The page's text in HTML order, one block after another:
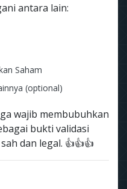
antara lain:
Saham
(optional)
wajib membubuhkan
bukti validasi
dan legal. 👍👍👍